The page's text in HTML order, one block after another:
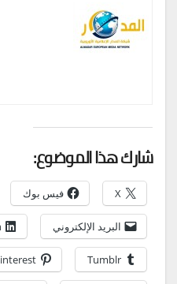
شارك هذا الموضوع:
X فيس بوك
البريد الإلكتروني
Tumblr